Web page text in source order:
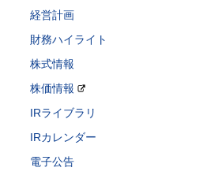
経営計画
財務ハイライト
株式情報
株価情報
IRライブラリ
IRカレンダー
電子公告